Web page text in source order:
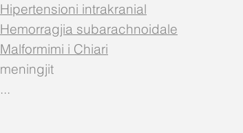
Hipertensioni intrakranial
Hemorragjia subarachnoidale
Malformimi i Chiari
meningjit
...